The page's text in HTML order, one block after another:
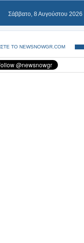
Σάββατο, 8 Αυγούστου 2026
ΤΟ NEWSNOWGR.COM